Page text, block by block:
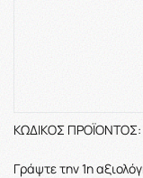
ΚΩΔΙΚΌΣ ΠΡΟΪΌΝΤΟΣ:
Γράψτε την 1η